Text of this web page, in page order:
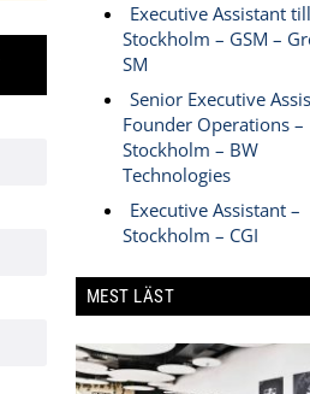
Executive Assistant
Stockholm – GSM –
SM
Senior Executive
Founder Operations –
Stockholm – BW
Technologies
Executive Assistant –
Stockholm – CGI
MEST LÄST